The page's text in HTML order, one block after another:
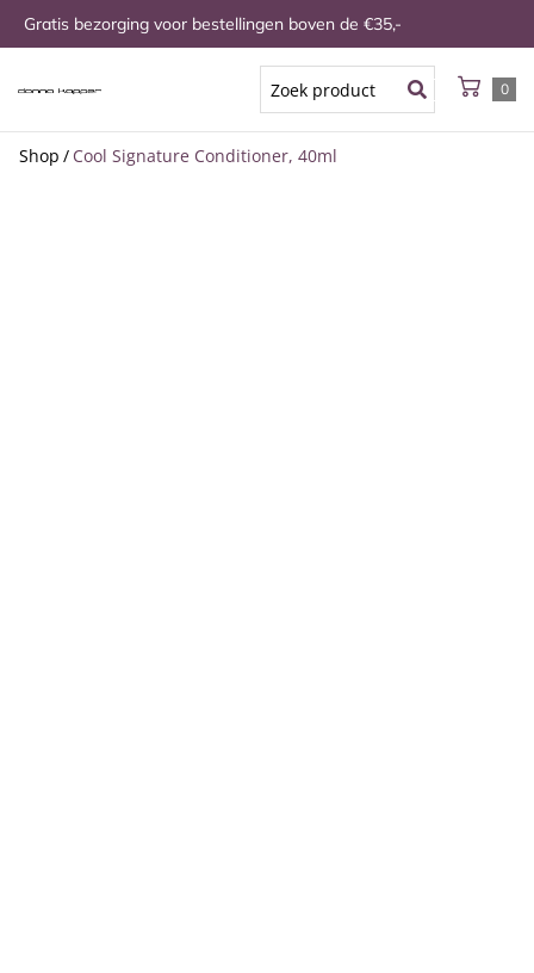
Gratis bezorging voor bestellingen boven de €35,-
0
Shop / Cool Signature Conditioner, 40ml